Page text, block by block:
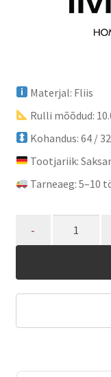
Materjal: Fliis
Rulli mõõdud:
Kohandus: 64 /
Tootjariik:
Tarneaeg: 5–10